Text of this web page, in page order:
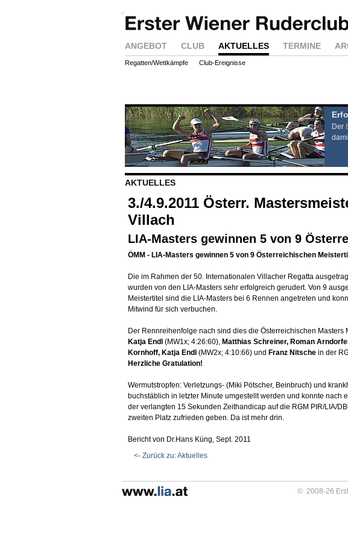
ANGEBOT CLUB AKTUELLES TERMINE
Regatten/Wettkämpfe Club-Ereignisse
Der
AKTUELLES
3./4.9.2011 Österr.
Villach
LIA-Masters gewinnen 5 von 9
ÖMM - LIA-Masters gewinnen 5 von 9 Österreichischen
Die im Rahmen der 50. Internationalen Villacher Regatta
wurden von den LIA-Masters sehr erfolgreich gerudert. Von 9
Meistertitel sind die LIA-Masters bei 6 Rennen angetreten und
Mitwind für sich verbuchen.
Der Rennreihenfolge nach sind dies die Österreichischen Masters
Katja Endl (MW1x; 4:26:60), Matthias Schreiner, Roman
Kornhoff, Katja Endl (MW2x; 4:10:66) und Franz Nitschein der
Herzliche Gratulation!
Wermutstropfen: Verletzungs- (Miki Pötscher, Beinbruch) und
buchstäblich in letzter Minute umgestellt werden und konnte nach
der verlangten 15 Sekunden Zeithandicap auf die RGM PIR/LIA/
zweiten Platz zufrieden geben. Da ist mehr drin.
Bericht von Dr.Hans Küng, Sept. 2011
<- Zurück zu: Aktuelles
© 2008-26